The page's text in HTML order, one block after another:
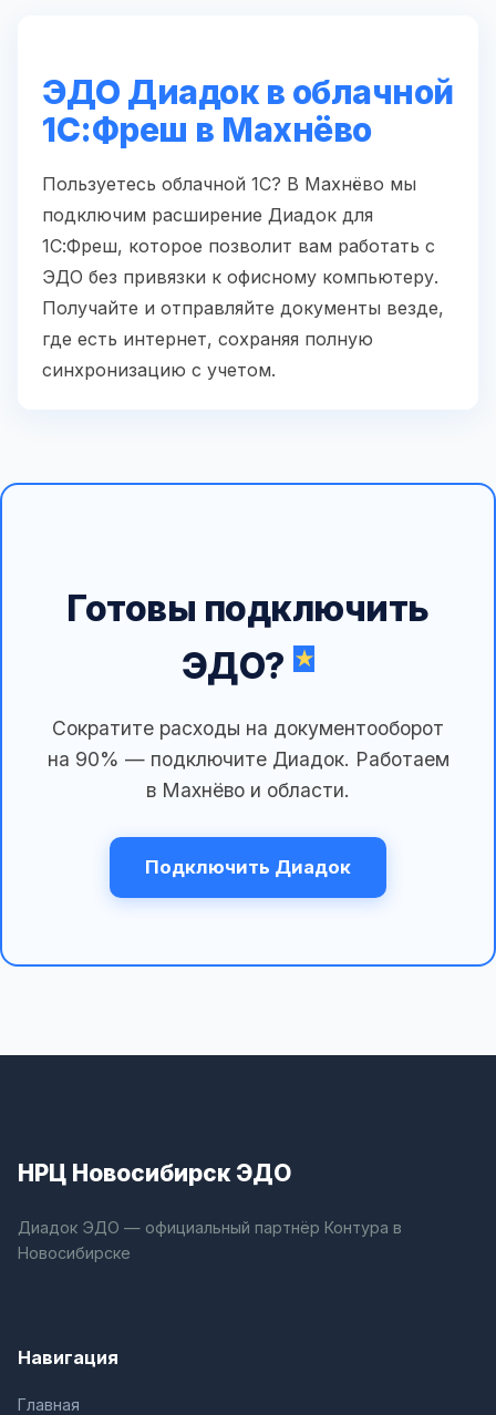
ЭДО Диадок в облачной
1С:Фреш в Махнёво
Пользуетесь облачной 1С? В Махнёво мы
подключим расширение Диадок для
1С:Фреш, которое позволит вам работать с
ЭДО без привязки к офисному компьютеру.
Получайте и отправляйте документы везде,
где есть интернет, сохраняя полную
синхронизацию с учетом.
Готовы подключить
ЭДО?
Сократите расходы на документооборот
на 90% — подключите Диадок. Работаем
в Махнёво и области.
Подключить Диадок
НРЦ Новосибирск ЭДО
Диадок ЭДО — официальный партнёр Контура в
Новосибирске
Навигация
Главная